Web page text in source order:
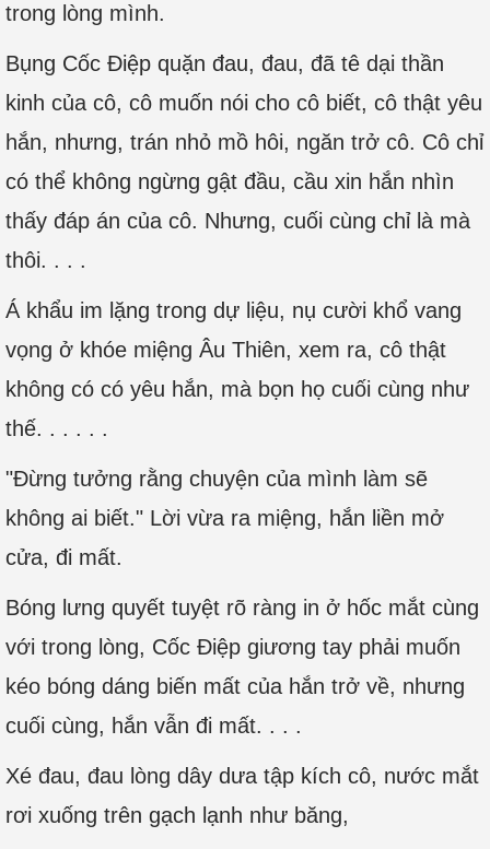
trong lòng mình.
Bụng Cốc Điệp quặn đau, đau, đã tê dại thần
kinh của cô, cô muốn nói cho cô biết, cô thật yêu
hắn, nhưng, trán nhỏ mồ hôi, ngăn trở cô. Cô chỉ
có thể không ngừng gật đầu, cầu xin hắn nhìn
thấy đáp án của cô. Nhưng, cuối cùng chỉ là mà
thôi. . . .
Á khẩu im lặng trong dự liệu, nụ cười khổ vang
vọng ở khóe miệng Âu Thiên, xem ra, cô thật
không có có yêu hắn, mà bọn họ cuối cùng như
thế. . . . . .
"Đừng tưởng rằng chuyện của mình làm sẽ
không ai biết." Lời vừa ra miệng, hắn liền mở
cửa, đi mất.
Bóng lưng quyết tuyệt rõ ràng in ở hốc mắt cùng
với trong lòng, Cốc Điệp giương tay phải muốn
kéo bóng dáng biến mất của hắn trở về, nhưng
cuối cùng, hắn vẫn đi mất. . . .
Xé đau, đau lòng dây dưa tập kích cô, nước mắt
rơi xuống trên gạch lạnh như băng,